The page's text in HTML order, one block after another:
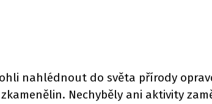
nahlédnout do světa přírody
Nechyběly ani aktivity